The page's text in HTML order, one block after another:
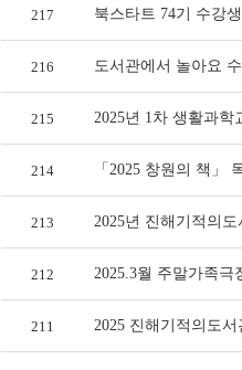
217 북스타트 74기 수강
216 도서관에서 놀아요
215 2025년 1차 생활과학
214 「2025 창원의 책」
213 2025년 진해기적의
212 2025.3월 주말가족극
211 2025 진해기적의도